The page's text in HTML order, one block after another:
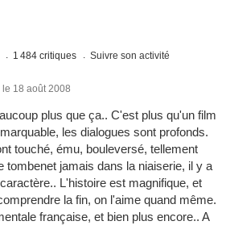
1 484 critiques Suivre son activité
le 18 août 2008
plus que ça.. C'est plus qu'un film
les dialogues sont profonds.
touché, ému, bouleversé, tellement
tombenet jamais dans la niaiserie, il y a
L'histoire est magnifique, et
la fin, on l'aime quand même.
française, et bien plus encore.. A